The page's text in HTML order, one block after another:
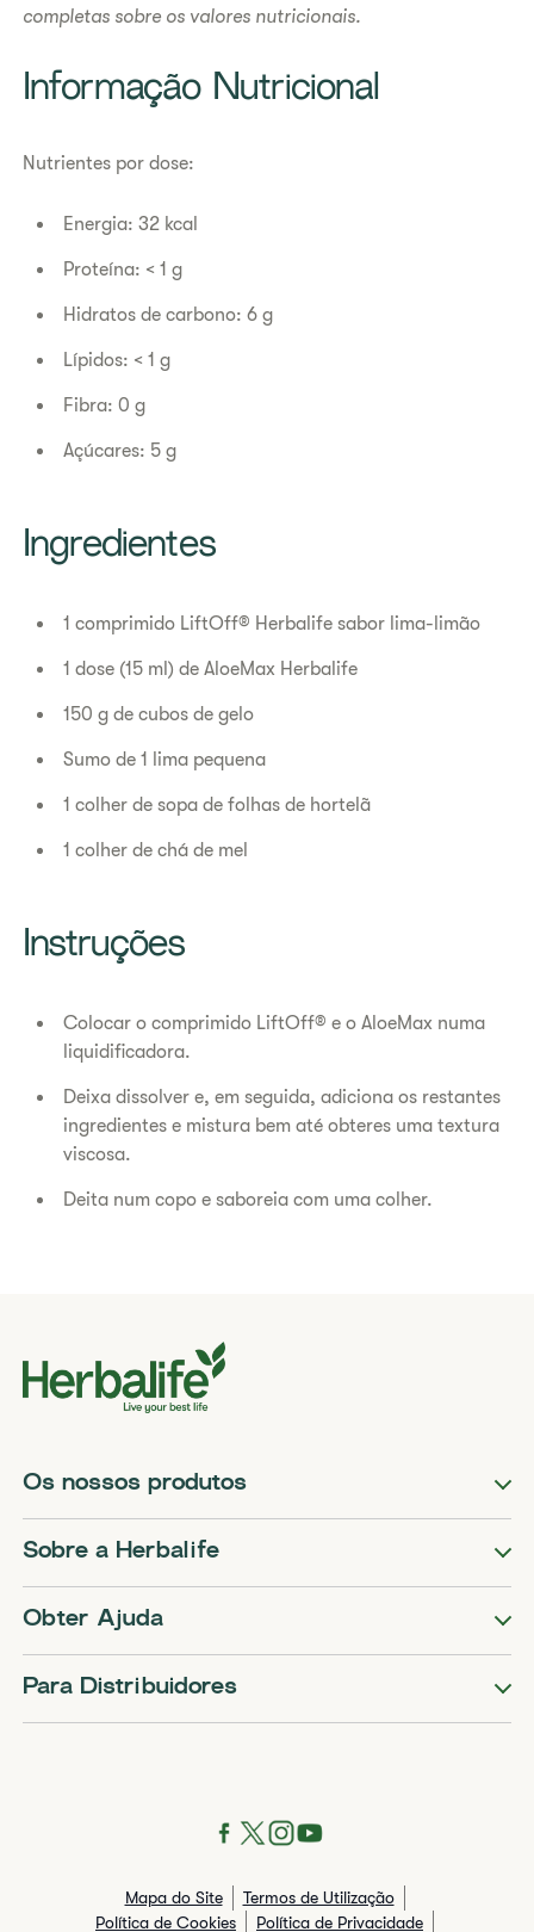
completas sobre os valores nutricionais.
​Informação Nutricional
Nutrientes por dose:
Energia: 32 kcal
Proteína: < 1 g
Hidratos de carbono: 6 g
Lípidos: < 1 g
Fibra: 0 g
Açúcares: 5 g
Ingredientes
1 comprimido LiftOff® Herbalife sabor lima-limão
1 dose (15 ml) de AloeMax Herbalife
150 g de cubos de gelo
Sumo de 1 lima pequena
1 colher de sopa de folhas de hortelã
1 colher de chá de mel
Instruções
Colocar o comprimido LiftOff® e o AloeMax numa
liquidificadora.
Deixa dissolver e, em seguida, adiciona os restantes
ingredientes e mistura bem até obteres uma textura
viscosa.
Deita num copo e saboreia com uma colher.
Os nossos produtos
Sobre a Herbalife
Obter Ajuda
Para Distribuidores
Mapa do Site
Termos de Utilização
Política de Cookies
Política de Privacidade